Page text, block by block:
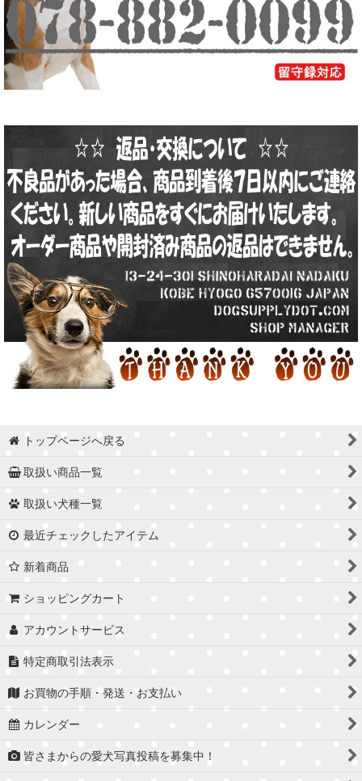
トップページへ戻る
取扱い商品一覧
取扱い犬種一覧
最近チェックしたアイテム
新着商品
ショッピングカート
アカウントサービス
特定商取引法表示
お買物の手順・発送・お支払い
カレンダー
皆さまからの愛犬写真投稿を募集中！